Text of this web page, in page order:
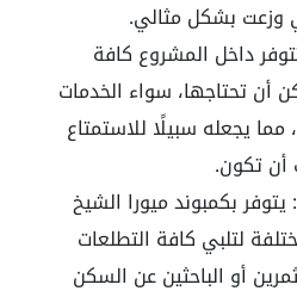
وزعت بشكل مثالي.
داخل المشروع كافة
أن تحتاجها، سواء الخدمات
مما يجعله سبيلًا للاستمتاع
أن تكون.
يتوفر بكمبوند ميورا الشيخ
لتلبي كافة التطلعات
أو الباحثين عن السكن